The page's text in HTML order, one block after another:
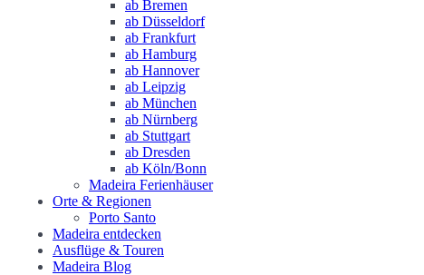
ab Bremen
ab Düsseldorf
ab Frankfurt
ab Hamburg
ab Hannover
ab Leipzig
ab München
ab Nürnberg
ab Stuttgart
ab Dresden
ab Köln/Bonn
Madeira Ferienhäuser
Orte & Regionen
Porto Santo
Madeira entdecken
Ausflüge & Touren
Madeira Blog